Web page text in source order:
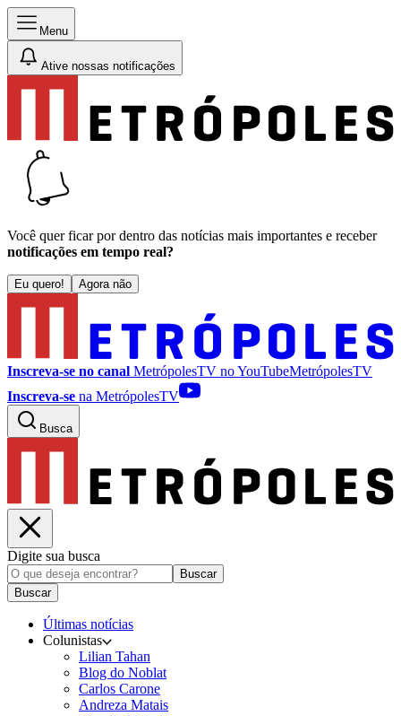
Menu
Ative nossas notificações
Você quer ficar por dentro das notícias mais importantes e receber
notificações em tempo real?
Eu quero! Agora não
Inscreva-se no canal MetrópolesTV noYouTubeMetrópolesTV
Inscreva-se na MetrópolesTV
Busca
Digite sua busca
Buscar
Buscar
Últimas notícias
Colunistas
Lilian Tahan
Blog do Noblat
Carlos Carone
Andreza Matais